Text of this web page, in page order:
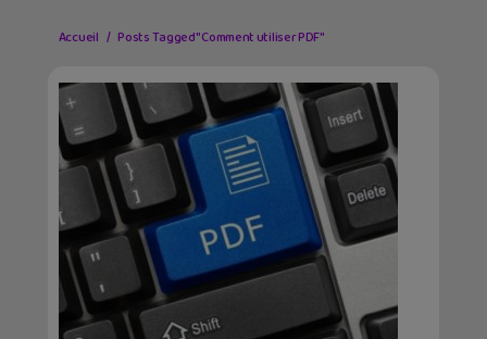
Accueil Posts Tagged "Comment utiliser PDF"